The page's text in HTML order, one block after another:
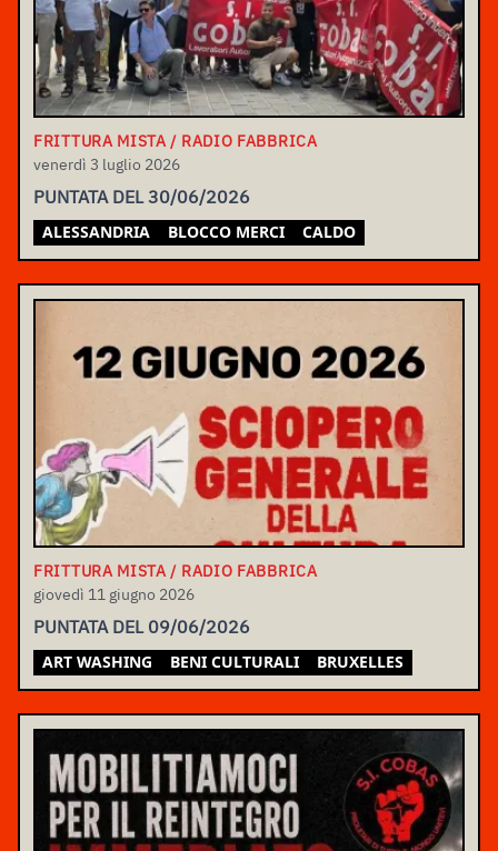
FRITTURA MISTA / RADIO FABBRICA
venerdì 3 luglio 2026
PUNTATA DEL 30/06/2026
ALESSANDRIA BLOCCO MERCI CALDO
FRITTURA MISTA / RADIO FABBRICA
giovedì 11 giugno 2026
PUNTATA DEL 09/06/2026
ART WASHING BENI CULTURALI BRUXELLES